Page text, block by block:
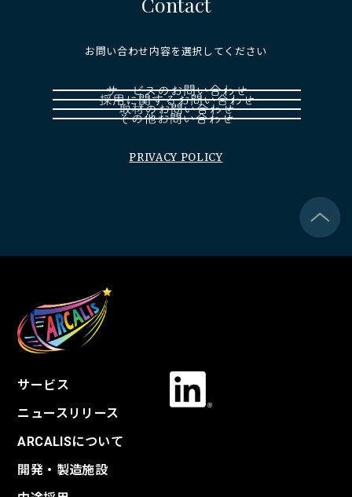
お問い合わせ内容を選択してください
PRIVACY POLICY
サービス
ニュースリリース
ARCALISについて
開発・製造施設